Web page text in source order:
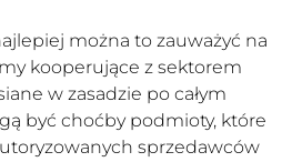
można to zauważyć na
kooperujące z sektorem
w zasadzie po całym
być choćby podmioty, które
sprzedawców